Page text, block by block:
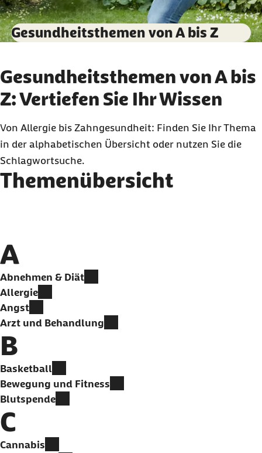
Gesundheitsthemen von A bis Z
Gesundheitsthemen von A bis
Z: Vertiefen Sie Ihr Wissen
Von Allergie bis Zahngesundheit: Finden Sie Ihr Thema
in der alphabetischen Übersicht oder nutzen Sie die
Schlagwortsuche.
Themenübersicht
A
Abnehmen & Diät
Allergie
Angst
Arzt und Behandlung
B
Basketball
Bewegung und Fitness
Blutspende
C
Cannabis